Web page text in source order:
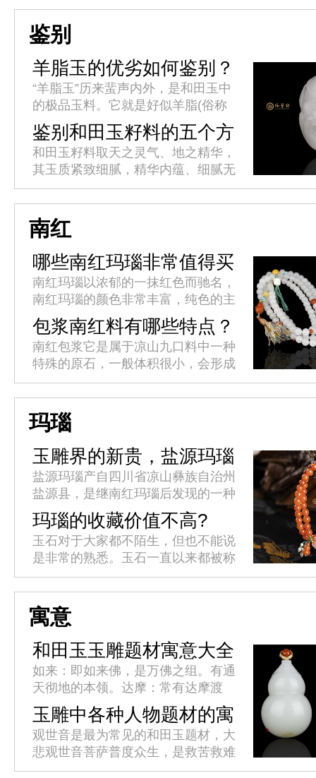
青睐的一种，需求量应该很多，优质
的和田玉料的手镯也不会少，那为
什...
鉴别
羊脂玉的优劣如何鉴别？
“羊脂玉”历来蜚声内外，是和田玉中
的极品玉料。它就是好似羊脂(俗称
羊油)一样的玉石，玉石家族中以新
疆和田玉为贵，和田玉中又以羊脂玉
尊为玉中极品，羊脂玉为软玉中之...
鉴别和田玉籽料的五个方
面
和田玉籽料取天之灵气、地之精华，
其玉质紧致细腻，精华内蕴、细腻无
暇、体态滋润。上等白籽料晶莹如
脂，这种质感和光泽是其他白玉所不
及的。和田玉籽料鉴别有哪些方面?
南红
哪些南红玛瑙非常值得买
呢？
南红玛瑙以浓郁的一抹红色而驰名，
南红玛瑙的颜色非常丰富，纯色的主
要有柿子红，锦红，玫瑰红，樱桃红
等等，其中锦红是指大红色，带有锦
缎般光泽的一种，属于南红中的顶
级...
包浆南红料有哪些特点？
南红包浆它是属于凉山九口料中一种
特殊的原石，一般体积很小，会形成
不同的纹理。外皮有多种色质，可能
是红皮、黄皮、绿皮、玻璃包浆等，
内里包裹的是色泽鲜艳、质感厚重
的...
玛瑙
玉雕界的新贵，盐源玛瑙
盐源玛瑙产自四川省凉山彝族自治州
盐源县，是继南红玛瑙后发现的一种
独特玛瑙品种。品质优良的盐源玛瑙
原料价格丝毫不逊于南红，立意奇
巧、雕工精良的成品更是价格一路攀
升...
玛瑙的收藏价值不高?
玉石对于大家都不陌生，但也不能说
是非常的熟悉。玉石一直以来都被称
之为名贵物品，但其实被叫做玉石的
未必都名贵，就像玛瑙来说吧，玛瑙
其实就是玉石之中价格最为低廉的
那...
寓意
和田玉玉雕题材寓意大全
如来：即如来佛，是万佛之组。有通
天彻地的本领。达摩：常有达摩渡
江，达摩过海，达摩面壁等造型。
玉雕中各种人物题材的寓
意
观世音是最为常见的和田玉题材，大
悲观世音菩萨普度众生，是救苦救难
的化身。人们常佩戴或供奉在家中，